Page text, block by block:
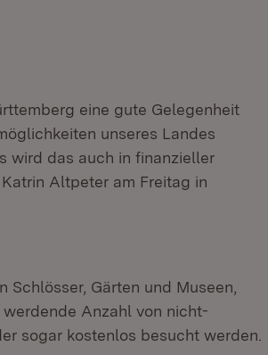
eine gute Gelegenheit
unseres Landes
wird das auch in finanzieller
Altpeter am Freitag in
Gärten und Museen,
Anzahl von nicht-
sogar kostenlos besucht werden.